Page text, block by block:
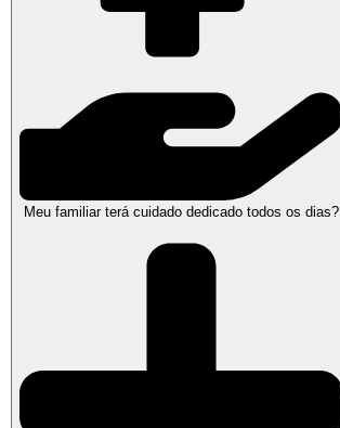
Meu familiar terá cuidado dedicado todos os dias?